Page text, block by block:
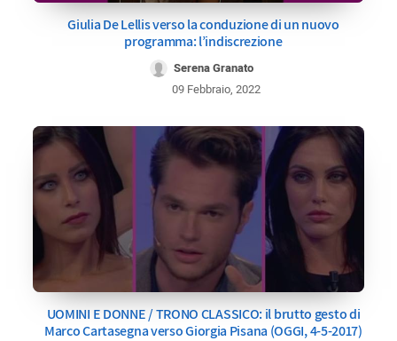
Giulia De Lellis verso la conduzione di un nuovo
programma: l’indiscrezione
Serena Granato
09 Febbraio, 2022
UOMINI E DONNE / TRONO CLASSICO: il brutto gesto di
Marco Cartasegna verso Giorgia Pisana (OGGI, 4-5-2017)